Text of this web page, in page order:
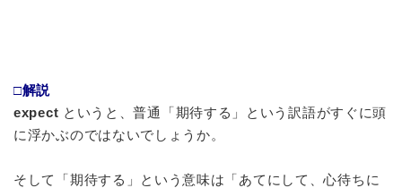
□解説
expect というと、普通「期待する」という訳語がすぐに頭
に浮かぶのではないでしょうか。
そして「期待する」という意味は「あてにして、心待ちに